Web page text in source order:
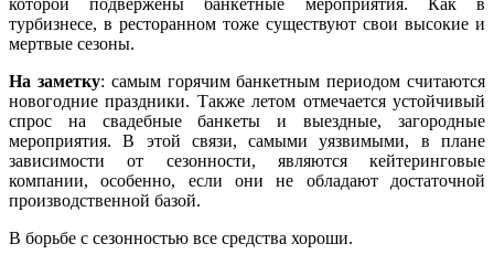
которой подвержены банкетные мероприятия. Как в
турбизнесе, в ресторанном тоже существуют свои высокие и
мертвые сезоны.
На заметку: самым горячим банкетным периодом считаются
новогодние праздники. Также летом отмечается устойчивый
спрос на свадебные банкеты и выездные, загородные
мероприятия. В этой связи, самыми уязвимыми, в плане
зависимости от сезонности, являются кейтеринговые
компании, особенно, если они не обладают достаточной
производственной базой.
В борьбе с сезонностью все средства хороши.